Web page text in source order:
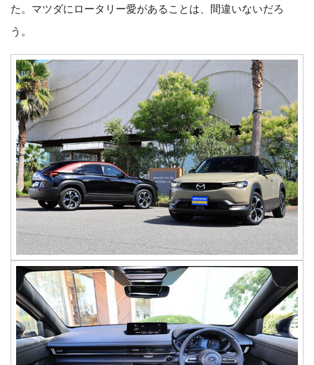
た。マツダにロータリー愛があることは、間違いないだろ
う。